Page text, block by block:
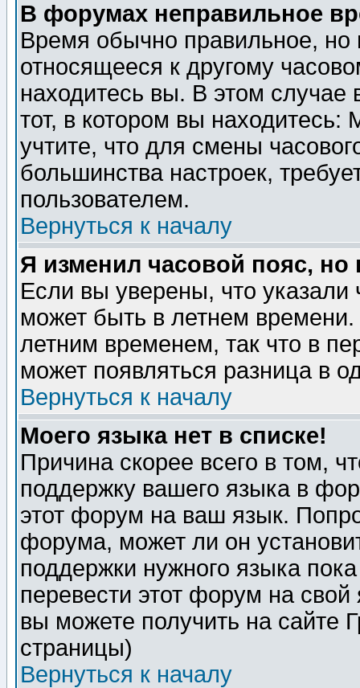
В форумах неправильное
Время обычно правильное,
относящееся к другому
находитесь вы. В этом
тот, в котором вы
учтите, что для смены
большинства настроек,
пользователем.
Вернуться к началу
Я изменил часовой пояс,
Если вы уверены, что указали
может быть в летнем
летним временем, так что в
может появляться разница в
Вернуться к началу
Моего языка нет в списке!
Причина скорее всего в том,
поддержку вашего языка в
этот форум на ваш язык.
форума, может ли он
поддержки нужного языка
перевести этот форум на
вы можете получить на сайте
страницы)
Вернуться к началу